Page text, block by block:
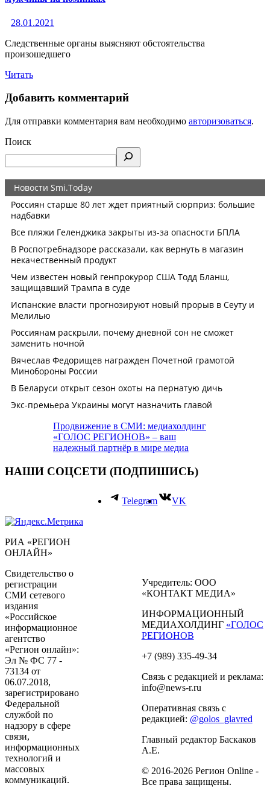
28.01.2021
Следственные органы выясняют обстоятельства
произошедшего
Читать
Добавить комментарий
Для отправки комментария вам необходимо авторизоваться.
Поиск
Продвижение в СМИ: медиахолдинг
«ГОЛОС РЕГИОНОВ» – ваш
надежный партнёр в мире медиа
НАШИ СОЦСЕТИ (ПОДПИШИСЬ)
Telegram VK
РИА «РЕГИОН
ОНЛАЙН»
Свидетельство о
регистрации
СМИ сетевого
издания
«Российское
информационное
агентство
«Регион онлайн»:
Эл № ФС 77 -
73134 от
06.07.2018,
зарегистрировано
Федеральной
службой по
надзору в сфере
связи,
информационных
технологий и
массовых
коммуникаций.
Учредитель: ООО
«КОНТАКТ МЕДИА»
ИНФОРМАЦИОННЫЙ
МЕДИАХОЛДИНГ «ГОЛОС
РЕГИОНОВ
+7 (989) 335-49-34
Связь с редакцией и реклама:
info@news-r.ru
Оперативная связь с
редакцией: @golos_glavred
Главный редактор Баскаков
А.Е.
© 2016-2026 Регион Online -
Все права защищены.